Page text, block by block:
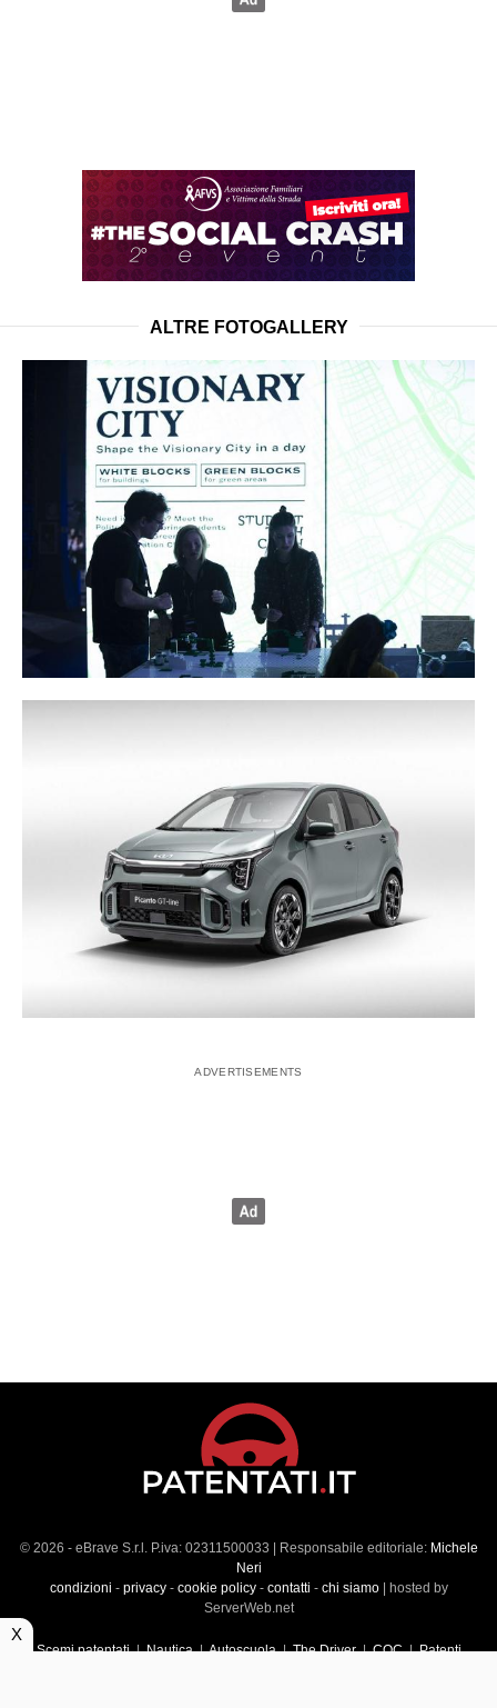
ALTRE FOTOGALLERY
© 2026 - eBrave S.r.l. P.iva: 02311500033 | Responsabile editoriale: Michele
Neri
condizioni - privacy- cookie policy- contatti - chi siamo| hosted by
ServerWeb.net
Scemi patentati|Nautica|Autoscuola|The Driver|CQC|Patenti
X